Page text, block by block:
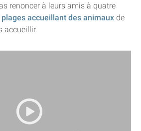
renoncer à leurs amis à quatre
plages accueillant des animaux de
accueillir.